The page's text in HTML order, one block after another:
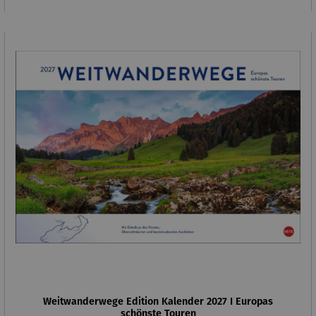
Weitwanderwege Edition Kalender 2027 I Europas
schönste Touren